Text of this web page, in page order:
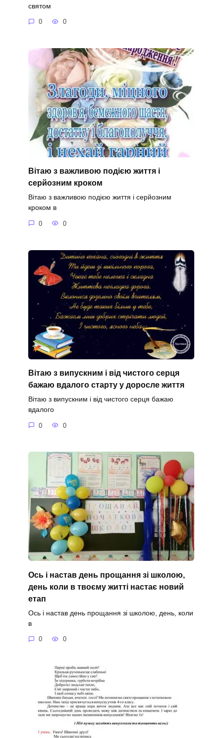
святом
0 0
Вітаю з важливою подією життя і
серйозним кроком
Вітаю з важливою подією життя і серйозним
кроком в
0 0
Вітаю з випускним і від чистого серця
бажаю вдалого старту у доросле життя
Вітаю з випускним і від чистого серця бажаю
вдалого
0 0
Ось і настав день прощання зі школою,
день коли в твоєму житті настає новий
етап
Ось і настав день прощання зі школою, день, коли
в
0 0